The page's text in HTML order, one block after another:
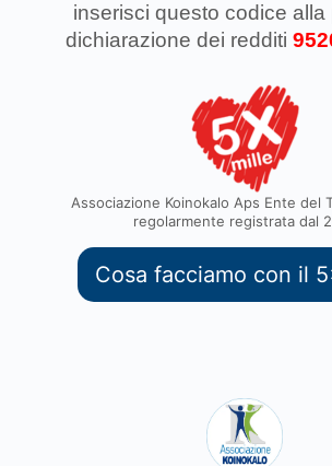
inserisci questo codice alla
dichiarazione dei redditi
Associazione Koinokalo Aps Ente del
regolarmente registrata dal
Cosa facciamo con il